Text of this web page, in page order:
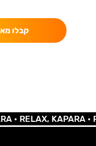
קבלו
•RELAX, KAPARA •